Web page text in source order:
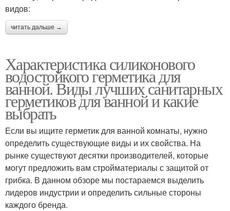
видов:
читать дальше →
Характеристика силиконового
водостойкого герметика для
ванной. Виды лучших санитарных
герметиков для ванной и какие
выбрать
Если вы ищите герметик для ванной комнаты, нужно
определить существующие виды и их свойства. На
рынке существуют десятки производителей, которые
могут предложить вам стройматериалы с защитой от
грибка. В данном обзоре мы постараемся выделить
лидеров индустрии и определить сильные стороны
каждого бренда.